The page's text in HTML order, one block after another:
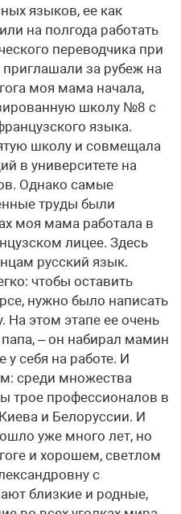
языков, ее как
на полгода работать
переводчика при
за рубеж на
моя мама начала,
школу №8 с
языка.
школу и совмещала
в университете на
Однако самые
труды были
моя мама работала в
лицее. Здесь
русский язык.
чтобы оставить
нужно было написать
На этом этапе ее очень
– он набирал мамин
себя на работе. И
среди множества
трое профессионалов в
и Белоруссии. И
уже много лет, но
и хорошем, светлом
с
близкие и родные,